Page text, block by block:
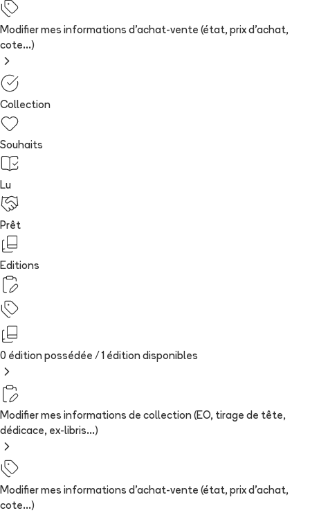
Modifier mes informations d'achat-vente (état, prix d'achat,
cote...)
Collection
Souhaits
Lu
Prêt
Editions
0 édition possédée / 1 édition disponibles
Modifier mes informations de collection (EO, tirage de tête,
dédicace, ex-libris...)
Modifier mes informations d'achat-vente (état, prix d'achat,
cote...)